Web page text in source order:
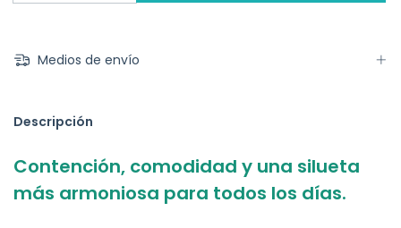
Medios de envío
Descripción
Contención, comodidad y una silueta
más armoniosa para todos los días.